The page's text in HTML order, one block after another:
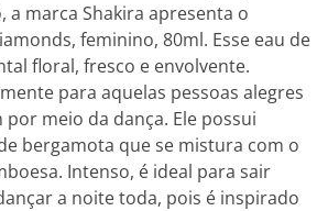
a marca Shakira apresenta o
feminino, 80ml. Esse eau de
floral, fresco e envolvente.
para aquelas pessoas alegres
por meio da dança. Ele possui
bergamota que se mistura com o
Intenso, é ideal para sair
a noite toda, pois é inspirado